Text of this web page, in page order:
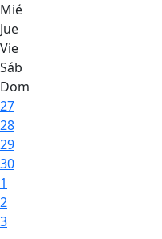
Mié
Jue
Vie
Sáb
Dom
27
28
29
30
1
2
3